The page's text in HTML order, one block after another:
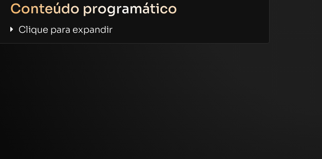
Conteúdo programático
Clique para expandir